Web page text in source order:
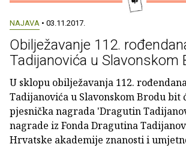
NAJAVA • 03.11.2017.
Obilježavanje 112.
Tadijanovića u Slavonskom
U sklopu obilježavanja 112.
Tadijanovića u Slavonskom Brodu bit
pjesnička nagrada 'Dragutin
nagrade iz Fonda Dragutina
Hrvatske akademije znanosti i